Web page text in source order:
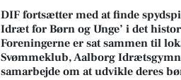
DIF fortsætter med at finde
Idræt for Børn og Unge’ i det
Foreningerne er sat sammen til
Svømmeklub, Aalborg
samarbejde om at udvikle deres